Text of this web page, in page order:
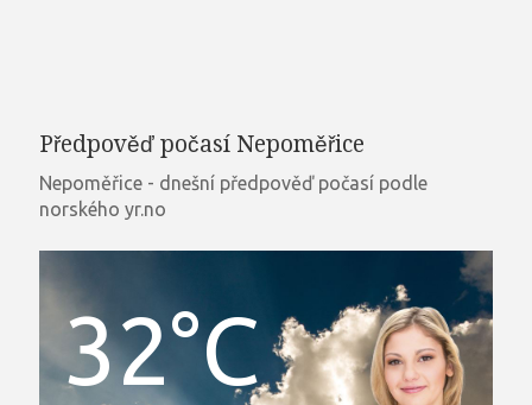
Předpověď počasí Nepoměřice
Nepoměřice - dnešní předpověď počasí podle
norského yr.no
32°C